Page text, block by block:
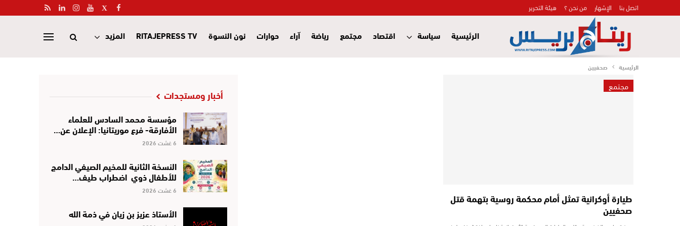
اتصل بنا الإشهار من نحن ؟ هيئة التحرير
الرئيسية سياسة اقتصاد مجتمع رياضة آراء حوارات نون النسوة RITAJEPRESS TV المزيد
الرئيسية صحفيين
مجتمع
طيارة أوكرانية تمثل أمام محكمة روسية بتهمة قتل
صحفيين
أخبار ومستجدات
مؤسسة محمد السادس للعلماء
الأفارقة- فرع موريتانيا: الإعلان عن…
6 غشت 2026
النسخة الثانية للمخيم الصيفي الدامج
للأطفال ذوي اضطراب طيف…
6 غشت 2026
الأستاذ عزيز بن زيان في ذمة الله